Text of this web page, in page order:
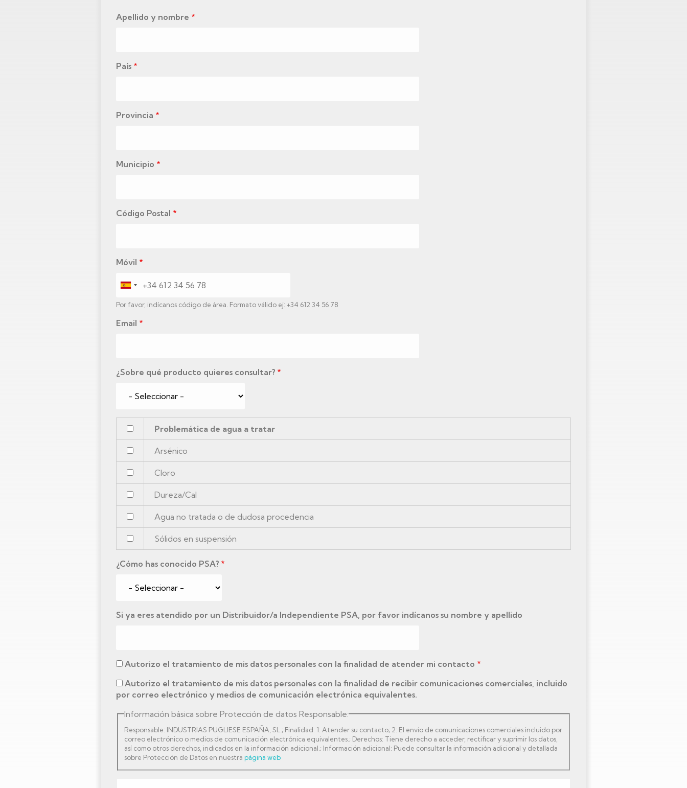
Apellido y nombre
País
Provincia
Municipio
Código Postal
Móvil
Por favor, indícanos código de área. Formato válido ej: +34 612 34 56 78
Email
¿Sobre qué producto quieres consultar?
Problemática de agua a tratar
ArsénicoArsénico
Cloro Cloro
Dureza/CalDureza/Cal
Agua
no
tratada
o
de
procedencia
Agua no tratada o de dudosa procedencia
Sólidos
en
suspensión
Sólidos en suspensión
¿Cómo has conocido PSA?
Si ya eres atendido por un Distribuidor/a Independiente PSA, por favor indícanos su nombre y apellido
Autorizo el tratamiento de mis datos personales con la finalidad de atender mi contacto
Autorizo el tratamiento de mis datos personales con la finalidad de recibir comunicaciones comerciales, incluido
por correo electrónico y medios de comunicación electrónica equivalentes.
Información básica sobre Protección de datos Responsable:
Responsable: INDUSTRIAS PUGLIESE ESPAÑA, SL.; Finalidad: 1: Atender su contacto; 2: El envío de comunicaciones comerciales incluido por
correo electrónico o medios de comunicación electrónica equivalentes.; Derechos: Tiene derecho a acceder, rectificar y suprimir los datos,
así como otros derechos, indicados en la información adicional.; Información adicional: Puede consultar la información adicional y detallada
sobre Protección de Datos en nuestra página web